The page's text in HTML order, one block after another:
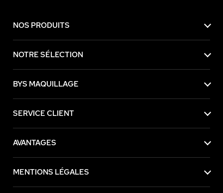
NOS PRODUITS
NOTRE SÉLECTION
BYS MAQUILLAGE
SERVICE CLIENT
AVANTAGES
MENTIONS LÉGALES